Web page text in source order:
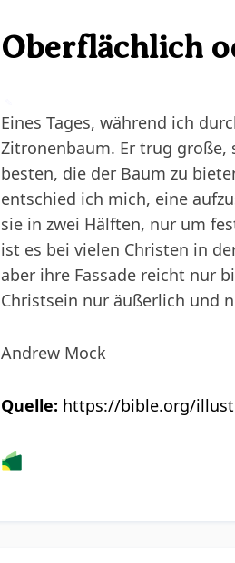
Oberflächlich
Eines Tages, während ich
Zitronenbaum. Er trug große,
besten, die der Baum zu
entschied ich mich, eine
sie in zwei Hälften, nur um
ist es bei vielen Christen in
aber ihre Fassade reicht nur
Christsein nur äußerlich und
Andrew Mock
Quelle: https://bible.org/